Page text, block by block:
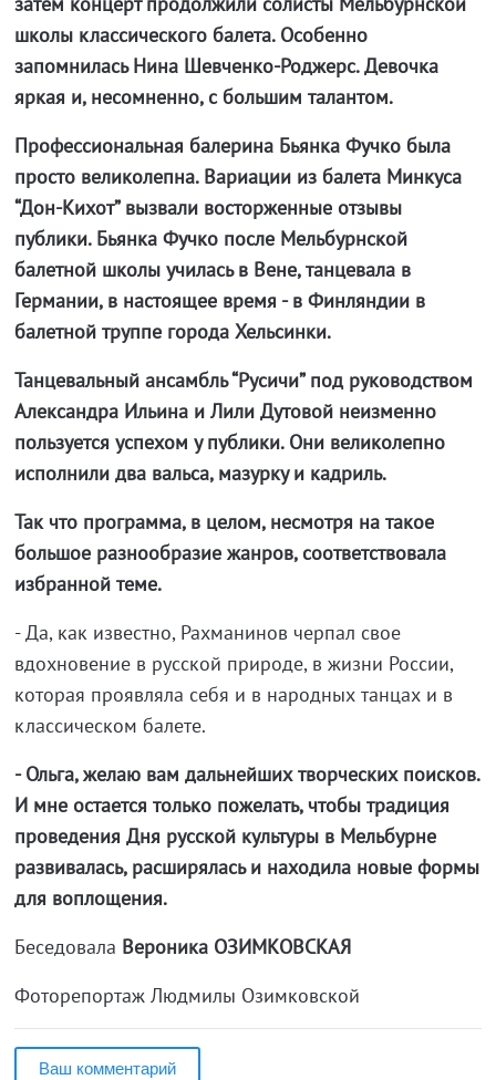
школы классического балета. Особенно
запомнилась Нина Шевченко-Роджерс. Девочка
яркая и, несомненно, с большим талантом.
Профессиональная балерина Бьянка Фучко была
просто великолепна. Вариации из балета Минкуса
“Дон-Кихот” вызвали восторженные отзывы
публики. Бьянка Фучко после Мельбурнской
балетной школы училась в Вене, танцевала в
Германии, в настоящее время - в Финляндии в
балетной труппе города Хельсинки.
Танцевальный ансамбль “Русичи” под руководством
Александра Ильина и Лили Дутовой неизменно
пользуется успехом у публики. Они великолепно
исполнили два вальса, мазурку и кадриль.
Так что программа, в целом, несмотря на такое
большое разнообразие жанров, соответствовала
избранной теме.
- Да, как известно, Рахманинов черпал свое
вдохновение в русской природе, в жизни России,
которая проявляла себя и в народных танцах и в
классическом балете.
- Ольга, желаю вам дальнейших творческих поисков.
И мне остается только пожелать, чтобы традиция
проведения Дня русской культуры в Мельбурне
развивалась, расширялась и находила новые формы
для воплощения.
Беседовала Вероника ОЗИМКОВСКАЯ
Фоторепортаж Людмилы Озимковской
Ваш комментарий